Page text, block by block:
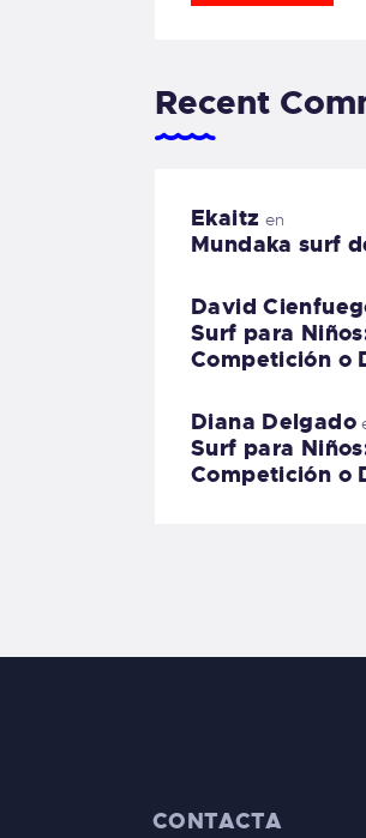
Recent
Ekaitz en
Mundaka surf
David
Surf para
Competición o
Diana Delgado
Surf para
Competición o
CONTACTA